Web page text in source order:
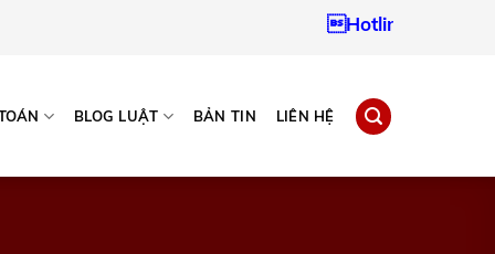
0937967242
BLOG LUẬT BẢN TIN LIÊN HỆ